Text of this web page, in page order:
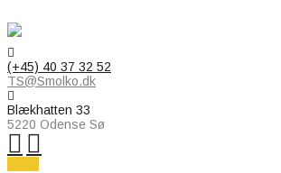
(+45) 40 37 32 52
TS@Smolko.dk
Blækhatten 33
5220 Odense Sø